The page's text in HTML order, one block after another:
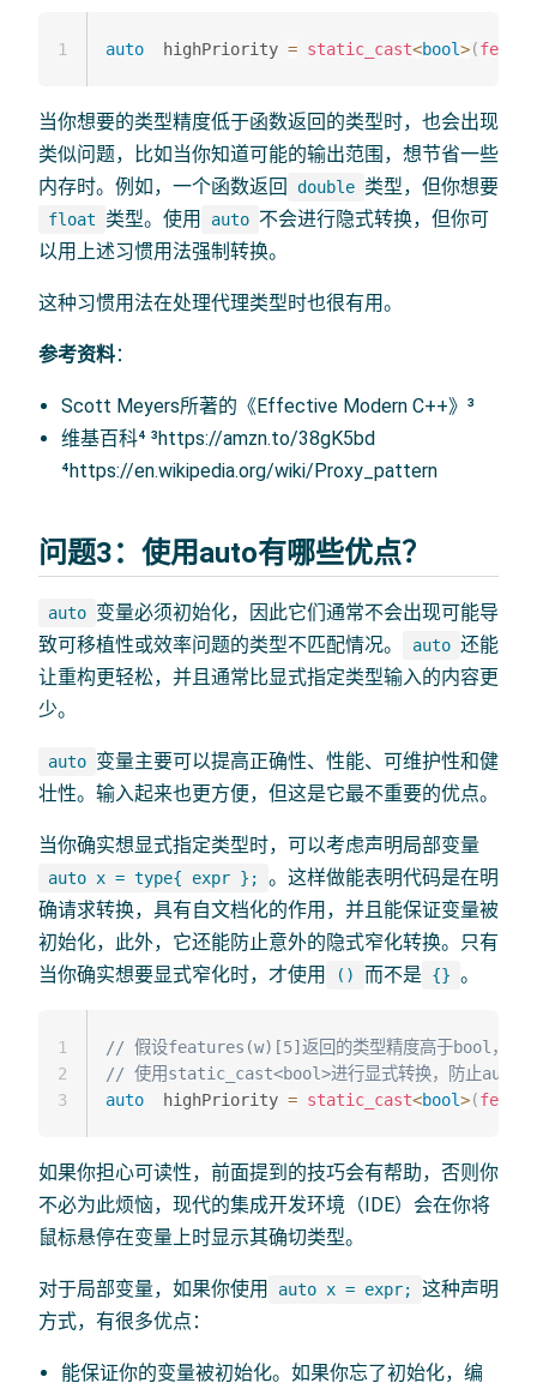
auto
  highPriority
= static_cast<bool>(
1
当你想要的类型精度低于函数返回的类型时，也会出现
类似问题，比如当你知道可能的输出范围，想节省一些
内存时。例如，一个函数返回
double 类型，但你想要
float 类型。使用 auto 不会进行隐式转换，但你可
以用上述习惯用法强制转换。
这种习惯用法在处理代理类型时也很有用。
参考资料：
Scott Meyers所著的《Effective Modern C++》³
维基百科⁴ ³https://amzn.to/38gK5bd
⁴https://en.wikipedia.org/wiki/Proxy_pattern
问题3：使用auto有哪些优点？
auto 变量必须初始化，因此它们通常不会出现可能导
致可移植性或效率问题的类型不匹配情况。
auto 还能
让重构更轻松，并且通常比显式指定类型输入的内容更
少。
auto 变量主要可以提高正确性、性能、可维护性和健
壮性。输入起来也更方便，但这是它最不重要的优点。
当你确实想显式指定类型时，可以考虑声明局部变量
auto x = type{ expr };
。这样做能表明代码是在明
确请求转换，具有自文档化的作用，并且能保证变量被
初始化，此外，它还能防止意外的隐式窄化转换。只有
当你确实想要显式窄化时，才使用
() 而不是 {} 。
// 假设features(w)[5]返回的类型精度高于bool，
// 使用static_cast<bool>进行显式转换，防止auto推
auto
  highPriority
= static_cast<bool>(
1
2
3
如果你担心可读性，前面提到的技巧会有帮助，否则你
不必为此烦恼，现代的集成开发环境（IDE）会在你将
鼠标悬停在变量上时显示其确切类型。
对于局部变量，如果你使用 auto x = expr;
这种声明
方式，有很多优点：
能保证你的变量被初始化。如果你忘了初始化，编